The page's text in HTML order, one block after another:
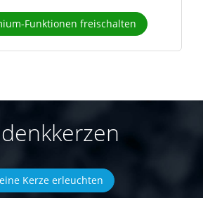
Funktionen freischalten
Kerze erleuchten